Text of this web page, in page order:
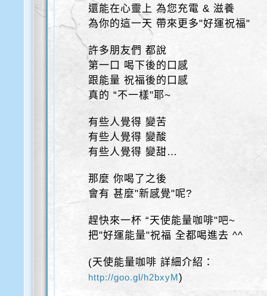
還能在心靈上 為您充電 & 滋養
為你的這一天 帶來更多"好運祝福"
許多朋友們 都說
第一口 喝下後的口感
跟能量 祝福後的口感
真的 “不一樣"耶~
有些人覺得 變苦
有些人覺得 變酸
有些人覺得 變甜…
那麼 你喝了之後
會有 甚麼"新感覺"呢?
趕快來一杯 “天使能量咖啡"吧~
把"好運能量"祝福 全都喝進去 ^^
(天使能量咖啡 詳細介紹：
http://goo.gl/h2bxyM)